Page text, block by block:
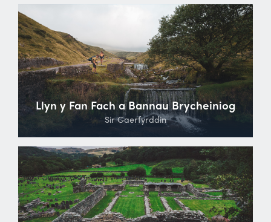
Llyn y Fan Fach a Bannau Brycheiniog
Sir Gaerfyrddin